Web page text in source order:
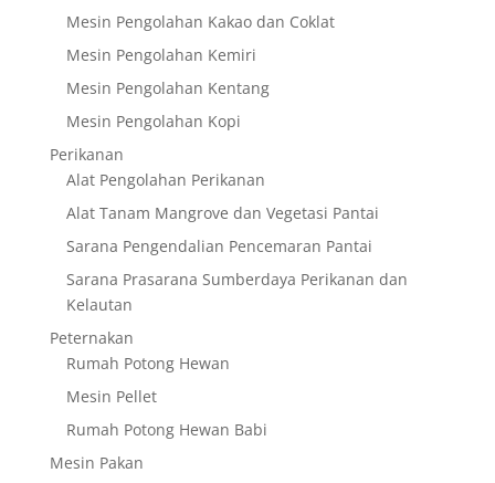
Mesin Pengolahan Kakao dan Coklat
Mesin Pengolahan Kemiri
Mesin Pengolahan Kentang
Mesin Pengolahan Kopi
Perikanan
Alat Pengolahan Perikanan
Alat Tanam Mangrove dan Vegetasi Pantai
Sarana Pengendalian Pencemaran Pantai
Sarana Prasarana Sumberdaya Perikanan dan
Kelautan
Peternakan
Rumah Potong Hewan
Mesin Pellet
Rumah Potong Hewan Babi
Mesin Pakan